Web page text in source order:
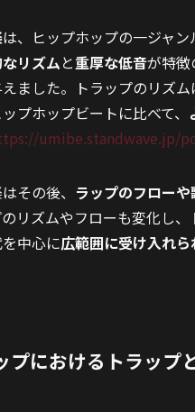
は、ヒップホップの一ジャ
リズムと重厚な低音が特徴
ました。トラップのリズム
プホップビートに比べて、
umibe.standwave.jp/
その後、 ラップのフロー
リズムやフローも変化し
中心に広範囲に受け入れ
プにおけるトラップ